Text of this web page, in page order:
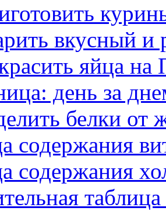
вкусный и
яйца на
день за
белки от
содержания
содержания